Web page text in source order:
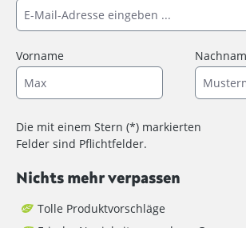
Vorname
Die mit einem Stern (*) markierten
Felder sind Pflichtfelder.
Nichts mehr verpassen
Tolle Produktvorschläge